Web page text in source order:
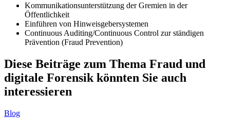
Kommunikationsunterstützung der Gremien in der
Öffentlichkeit
Einführen von Hinweisgebersystemen
Continuous Auditing/Continuous Control zur ständigen
Prävention (Fraud Prevention)
Diese Beiträge zum Thema Fraud und
digitale Forensik könnten Sie auch
interessieren
Blog